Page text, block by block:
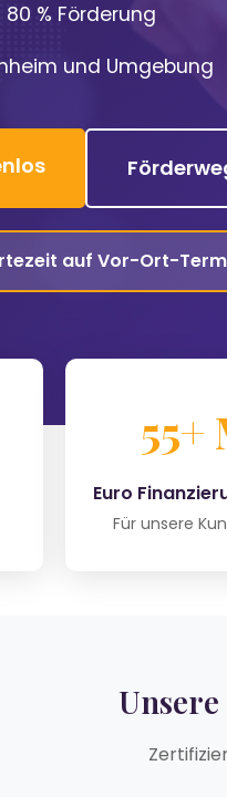
% Förderung
und Umgebung
auf Vor-Ort-
55+
Euro
Für unsere